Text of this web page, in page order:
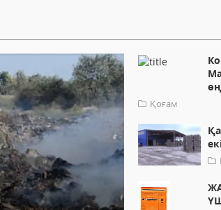
Қоғам